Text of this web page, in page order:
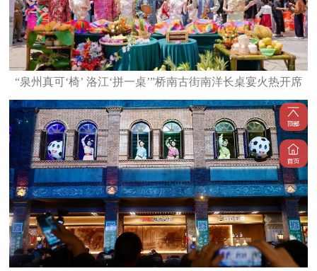
“泉州真可‘椅’ 洛江‘拼一桌’”桥南古街南洋长桌宴火热开席